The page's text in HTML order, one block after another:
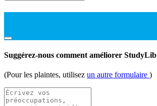
Suggérez-nous comment améliorer StudyLib
(Pour les plaintes, utilisez un autre formulaire )